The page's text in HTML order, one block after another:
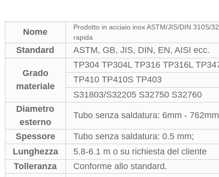
Nome
Prodotto in acciaio inox ASTM/JIS/DIN 310S/
rapida
Standard ASTM, GB, JIS, DIN, EN, AISI ecc.
Grado
materiale
TP304 TP304L TP316 TP316L
TP410 TP410S TP403
S31803/S32205 S32750 S32760
Diametro
esterno
Tubo senza saldatura: 6mm -
Spessore
Tubo senza saldatura: 0.5 mm;
Lunghezza
5.8-6.1 m o su richiesta del cliente
Tolleranza
Conforme allo standard.